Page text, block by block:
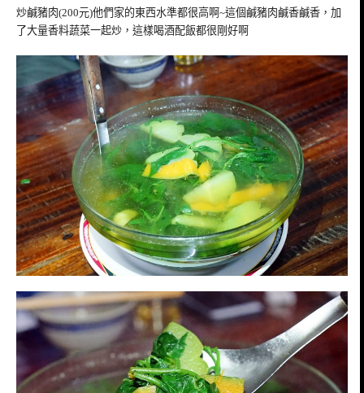
炒鹹豬肉(200元)他們家的東西水準都很高啊~這個鹹豬肉鹹香鹹香，加
了大量香料蔬菜一起炒，這樣喝酒配飯都很剛好啊